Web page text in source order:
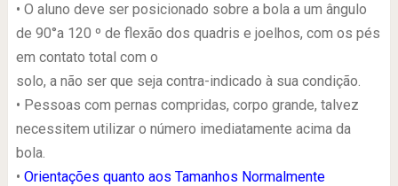
• O aluno deve ser posicionado sobre a bola a um ângulo
de 90°a 120 º de flexão dos quadris e joelhos, com os pés
em contato total com o
solo, a não ser que seja contra-indicado à sua condição.
• Pessoas com pernas compridas, corpo grande, talvez
necessitem utilizar o número imediatamente acima da
bola.
• Orientações quanto aos Tamanhos Normalmente